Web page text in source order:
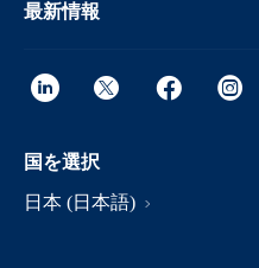
最新情報
国を選択
日本 (日本語)